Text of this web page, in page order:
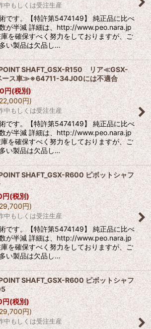
中もしくは受注生産
です。【特許第5474149】 純正品に比べ
が半減 詳細は、http://www.peo.nara.jp
庫を確保すべく努力をしておりますが、ご
い製品は欠品し…
SHAFT_GSX-R150 リア≪GSX-
ース車≫※64711-34J00には不適合
円(税別)
円)
中もしくは受注生産
です。【特許第5474149】 純正品に比べ
が半減 詳細は、http://www.peo.nara.jp
を確保すべく努力をしておりますが、ご
い製品は欠品し…
SHAFT_GSX-R600 ピボットシャフ
円(税別)
円)
中もしくは受注生産
です。【特許第5474149】 純正品に比べ
が半減 詳細は、http://www.peo.nara.jp
を確保すべく努力をしておりますが、ご
い製品は欠品し…
SHAFT_GSX-R600 ピボットシャフ
円(税別)
円)
中もしくは受注生産